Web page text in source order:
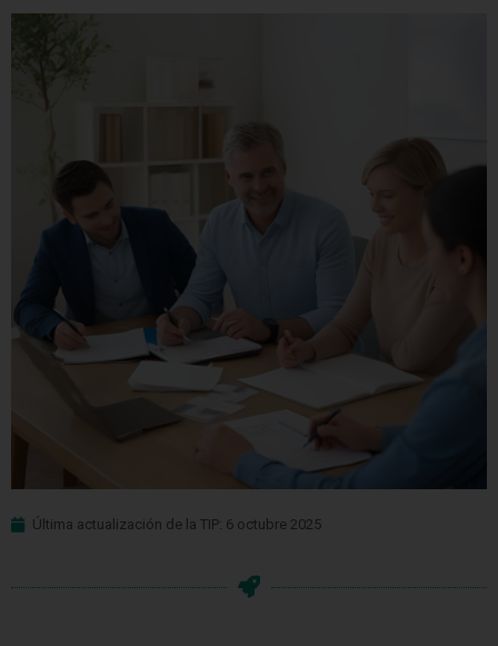
Última actualización de la TIP: 6 octubre 2025